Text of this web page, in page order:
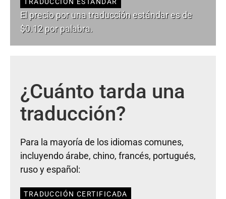
El precio por una traducción estándar es de
$0.12 por palabra.
¿Cuánto tarda una
traducción?
Para la mayoría de los idiomas comunes,
incluyendo árabe, chino, francés, portugués,
ruso y español:
TRADUCCIÓN CERTIFICADA